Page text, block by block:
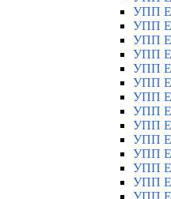
УПП
УПП
УПП
УПП
УПП
УПП
УПП
УПП
УПП
УПП
УПП
УПП
УПП